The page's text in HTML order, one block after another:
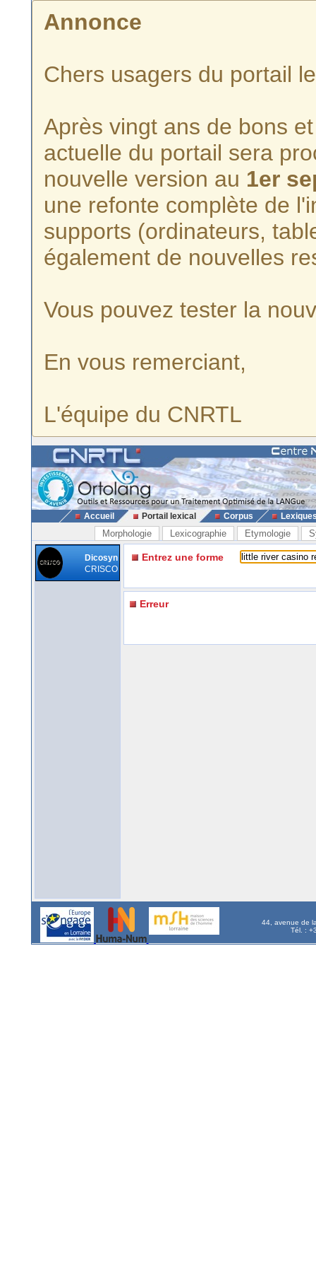
Annonce
Chers usagers du portail
Après vingt ans de bons
actuelle du portail sera
nouvelle version au 1er
une refonte complète de
supports (ordinateurs,
également de nouvelles
Vous pouvez tester la
En vous remerciant,
L'équipe du CNRTL
Accueil Portail lexical Corpus
Morphologie Lexicographie Etymologie
Dicosyn
CRISCO
Entrez une forme
Erreur
44, avenue de
Tél. :